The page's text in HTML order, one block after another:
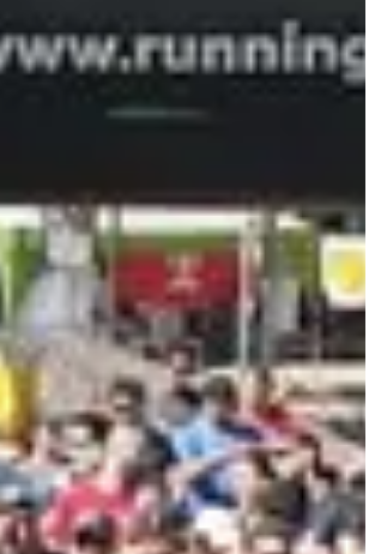
trailetmarche: aucune excuse pour te
Le parcours te balade dans la jolie campagne
et Arthaz et les champs verdoyants ;
tu vas avoir de la course nature. Sur ta route,
de Loëx, un espace naturel préservé pas
le bois de la Pote, sans oublier de longer les
d’emprunter la voie verte pour une
? Une ambiance de fiesta, un repas
un orchestre, et une tombola (on
toi). Allez zou, prends ton dossard et rendez-
!
participer :